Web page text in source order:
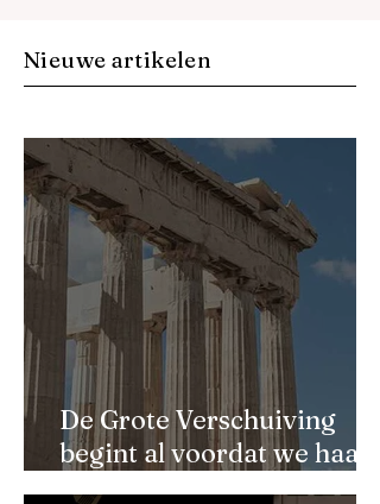
Nieuwe artikelen
De Grote Verschuiving
begint al voordat we haar
kunnen zien